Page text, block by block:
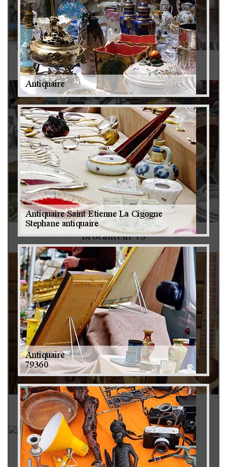
Antiquaire 79
Brocanteur 79
Rachat instrument de musique 79
Achat antiquité 79